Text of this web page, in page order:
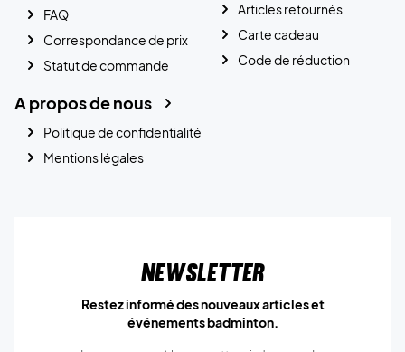
FAQ
Correspondance de prix
Statut de commande
Articles retournés
Carte cadeau
Code de réduction
A propos de nous
Politique de confidentialité
Mentions légales
Newsletter
Restez informé des nouveaux articles et
événements badminton.